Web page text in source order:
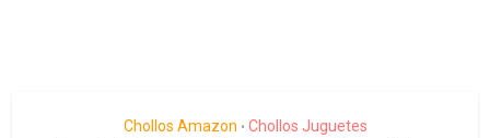
Chollos Amazon • Chollos Juguetes